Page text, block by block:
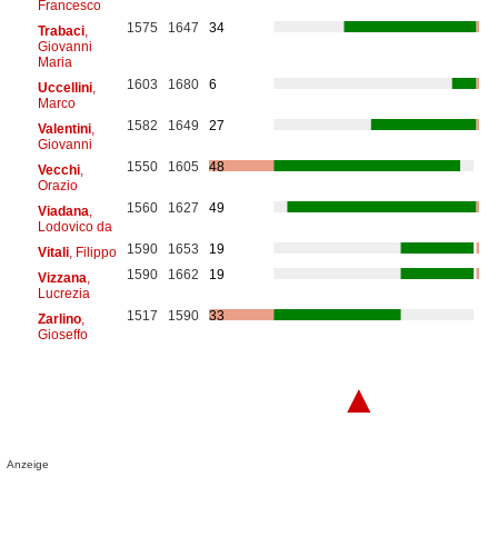
Francesco
Trabaci,
Giovanni
Maria
1575 1647 34
Uccellini,
Marco
1603 1680 6
Valentini,
Giovanni
1582 1649 27
Vecchi,
Orazio
1550 1605 48
Viadana
Lodovico da
1560 1627 49
Vitali, Filippo 1590 1653
19
Vizzana
Lucrezia
1590 1662 19
Zarlino,
Gioseffo
1517 1590 33
▲
Anzeige